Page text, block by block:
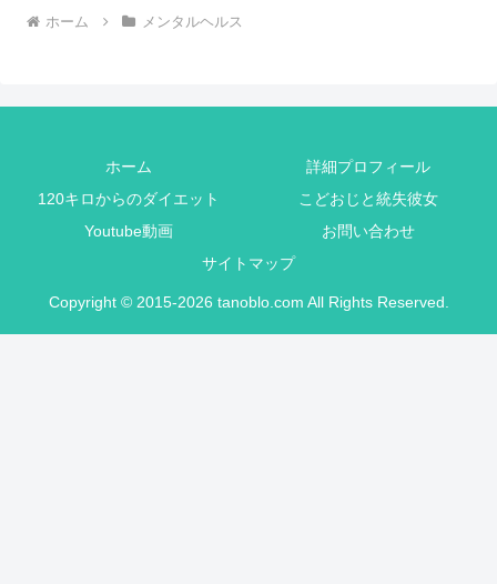
ホーム メンタルヘルス
ホーム
詳細プロフィール
120キロからのダイエット
こどおじと統失彼女
Youtube動画
お問い合わせ
サイトマップ
Copyright © 2015-2026 tanoblo.com All Rights Reserved.